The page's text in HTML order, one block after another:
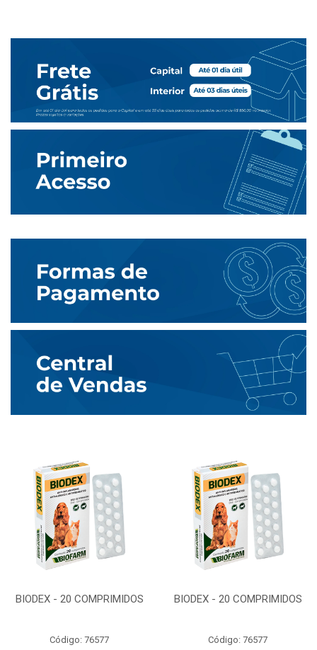
BIODEX - 20 COMPRIMIDOS
Código: 76577
BIODEX - 20 COMPRIMIDOS
Código: 76577